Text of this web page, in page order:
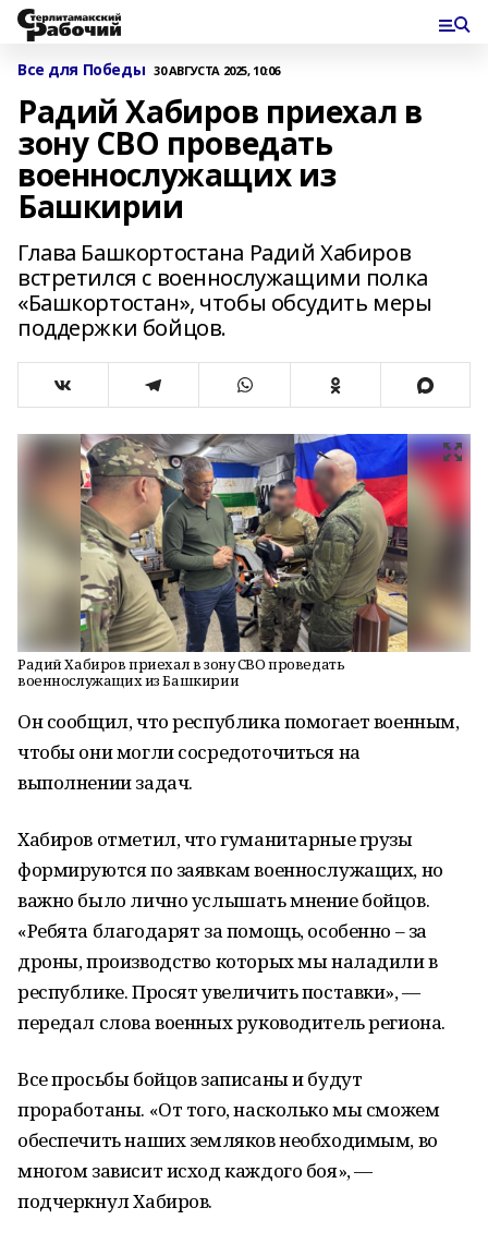
Все для Победы 30 АВГУСТА 2025, 10:06
Радий Хабиров приехал в
зону СВО проведать
военнослужащих из
Башкирии
Глава Башкортостана Радий Хабиров
встретился с военнослужащими полка
«Башкортостан», чтобы обсудить меры
поддержки бойцов.
Радий Хабиров приехал в зону СВО проведать
военнослужащих из Башкирии
Он сообщил, что республика помогает военным,
чтобы они могли сосредоточиться на
выполнении задач.
Хабиров отметил, что гуманитарные грузы
формируются по заявкам военнослужащих, но
важно было лично услышать мнение бойцов.
«Ребята благодарят за помощь, особенно – за
дроны, производство которых мы наладили в
республике. Просят увеличить поставки», —
передал слова военных руководитель региона.
Все просьбы бойцов записаны и будут
проработаны. «От того, насколько мы сможем
обеспечить наших земляков необходимым, во
многом зависит исход каждого боя», —
подчеркнул Хабиров.